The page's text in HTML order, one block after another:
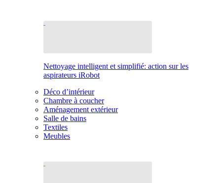
Nettoyage intelligent et simplifié: action sur les
aspirateurs iRobot
Déco d’intérieur
Chambre à coucher
Aménagement extérieur
Salle de bains
Textiles
Meubles